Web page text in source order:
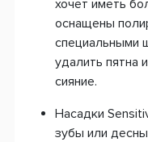
хочет иметь
оснащены
специальными
удалить пятна
сияние.
Насадки
зубы или